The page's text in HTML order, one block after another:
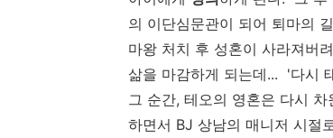
의 이단심문관이 되어 퇴마의
마왕 처치 후 성혼이 사라져버
삶을 마감하게 되는데... '다시
그 순간, 테오의 영혼은 다시
하면서 BJ 상남의 매니저 시절